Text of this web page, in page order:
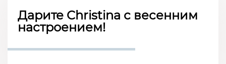
Дарите Christina с весенним
настроением!